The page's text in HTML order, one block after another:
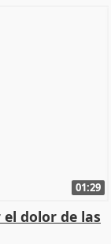
01:29
dolor de las